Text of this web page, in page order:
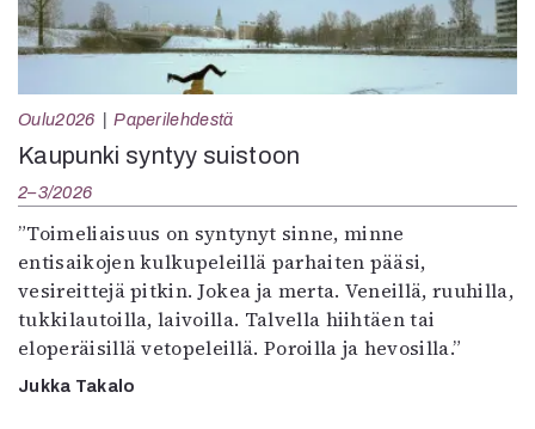
Oulu2026 Paperilehdestä
Kaupunki syntyy suistoon
2–3/2026
”Toimeliaisuus on syntynyt sinne, minne
entisaikojen kulkupeleillä parhaiten pääsi,
vesireittejä pitkin. Jokea ja merta. Veneillä, ruuhilla,
tukkilautoilla, laivoilla. Talvella hiihtäen tai
eloperäisillä vetopeleillä. Poroilla ja hevosilla.”
Jukka Takalo